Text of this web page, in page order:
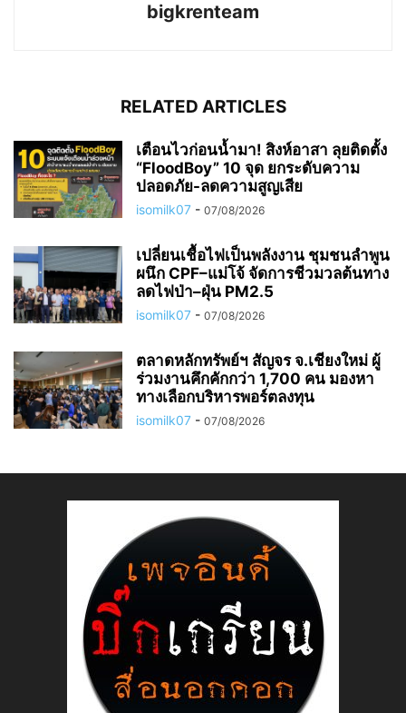
bigkrenteam
RELATED ARTICLES
เตือนไวก่อนน้ำมา! สิงห์อาสา ลุยติดตั้ง
“FloodBoy” 10 จุด ยกระดับความ
ปลอดภัย-ลดความสูญเสีย
isomilk07 - 07/08/2026
เปลี่ยนเชื้อไฟเป็นพลังงาน ชุมชนลำพูน
ผนึก CPF–แม่โจ้ จัดการชีวมวลต้นทาง
ลดไฟป่า–ฝุ่น PM2.5
isomilk07 - 07/08/2026
ตลาดหลักทรัพย์ฯ สัญจร จ.เชียงใหม่ ผู้
ร่วมงานคึกคักกว่า 1,700 คน มองหา
ทางเลือกบริหารพอร์ตลงทุน
isomilk07 - 07/08/2026